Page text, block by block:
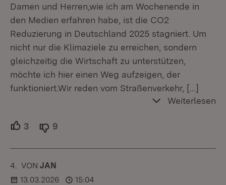
Damen und Herren,wie ich am Wochenende in
den Medien erfahren habe, ist die CO2
Reduzierung in Deutschland 2025 stagniert. Um
nicht nur die Klimaziele zu erreichen, sondern
gleichzeitig die Wirtschaft zu unterstützen,
möchte ich hier einen Weg aufzeigen, der
funktioniert.Wir reden vom Straßenverkehr, […]
Weiterlesen
3 Unterstützer.
9
4. KOMMENTAR
VON :JAN
13.03.2026
15:04